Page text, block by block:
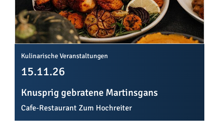
Kulinarische Veranstaltungen
15.11.26
Knusprig gebratene Martinsgans
Cafe-Restaurant Zum Hochreiter